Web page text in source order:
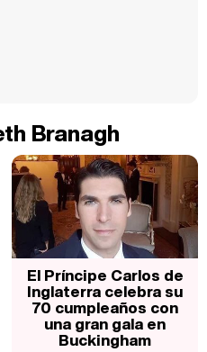
Branagh
El Príncipe Carlos de
Inglaterra celebra su
70 cumpleaños con
una gran gala en
Buckingham